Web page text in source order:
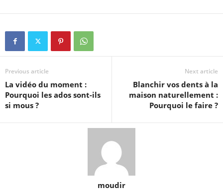
Previous article
La vidéo du moment :
Pourquoi les ados sont-ils
si mous ?
Next article
Blanchir vos dents à la
maison naturellement :
Pourquoi le faire ?
moudir